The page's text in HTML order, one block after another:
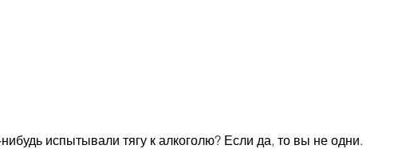
испытывали тягу к алкоголю? Если да, то вы не одни.